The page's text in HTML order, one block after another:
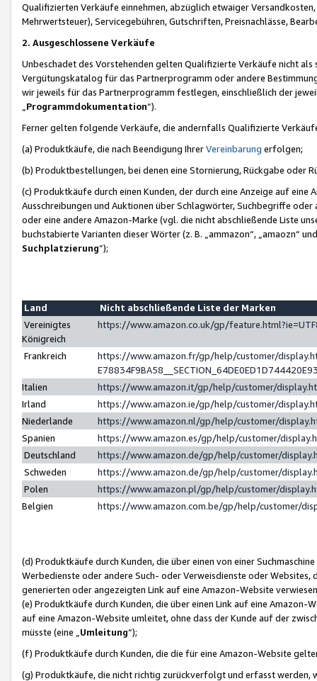
Qualifizierten Verkäufe einnehmen, abzüglich etwaiger
Mehrwertsteuer), Servicegebühren, Gutschriften, Preisnachlässe,
2. Ausgeschlossene Verkäufe
Unbeschadet des Vorstehenden gelten Qualifizierte Verkäufe nicht
Vergütungskatalog für das Partnerprogramm oder andere
wir jeweils für das Partnerprogramm festlegen, einschließlich der
Programmdokumentation“).
Ferner gelten folgende Verkäufe, die andernfalls Qualifizierte
(a) Produktkäufe, die nach Beendigung IhrerVereinbarung erfolgen;
(b) Produktbestellungen, bei denen eine Stornierung, Rückgabe oder
(c) Produktkäufe durch einen Kunden, der durch eine Anzeige auf
Ausschreibungen und Auktionen über Schlagwörter, Suchbegriffe
oder eine andere Amazon-Marke (vgl. die nicht abschließende Liste
buchstabierte Varianten dieser Wörter (z. B. „ammazon“, „amaozn“
Suchplatzierung”);
Land
Nicht abschließende Liste der Marken
Vereinigtes
Königreich
https://www.amazon.co.uk/gp/
Frankreich
https://www.amazon.fr/gp/help/customer/
Italien
https://www.amazon.it/gp/help/customer/
Irland
https://www.amazon.ie/gp/help/customer/
Niederlande
https://www.amazon.nl/gp/help/customer/
Spanien
https://www.amazon.es/gp/help/customer/
Deutschland
https://www.amazon.de/gp/help/customer/
Schweden
https://www.amazon.de/gp/help/customer/
Polen
https://www.amazon.pl/gp/help/customer/
Belgien
https://www.amazon.com.be/gp/help/customer/
(d) Produktkäufe durch Kunden, die über einen von einer
Werbedienste oder andere Such- oder Verweisdienste oder Websites,
generierten oder angezeigten Link auf eine Amazon-Website
(e) Produktkäufe durch Kunden, die über einen Link auf eine
auf eine Amazon-Website umleitet, ohne dass der Kunde auf der
müsste (eine „ Umleitung“);
(f) Produktkäufe durch Kunden, die die für eine Amazon-Website
(g) Produktkäufe, die nicht richtig zurückverfolgt und erfasst werden,